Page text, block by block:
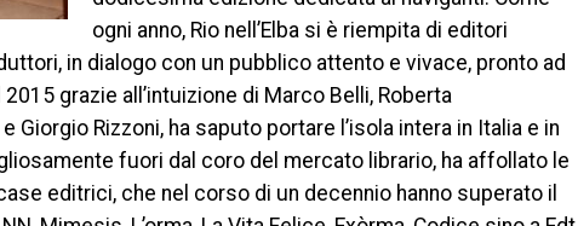
ogni anno, Rio nell’Elba si è riempita di editori
in dialogo con un pubblico attento e vivace, pronto ad
grazie all’intuizione di Marco Belli, Roberta
Giorgio Rizzoni, ha saputo portare l’isola intera in Italia e in
fuori dal coro del mercato librario, ha affollato le
editrici, che nel corso di un decennio hanno superato il